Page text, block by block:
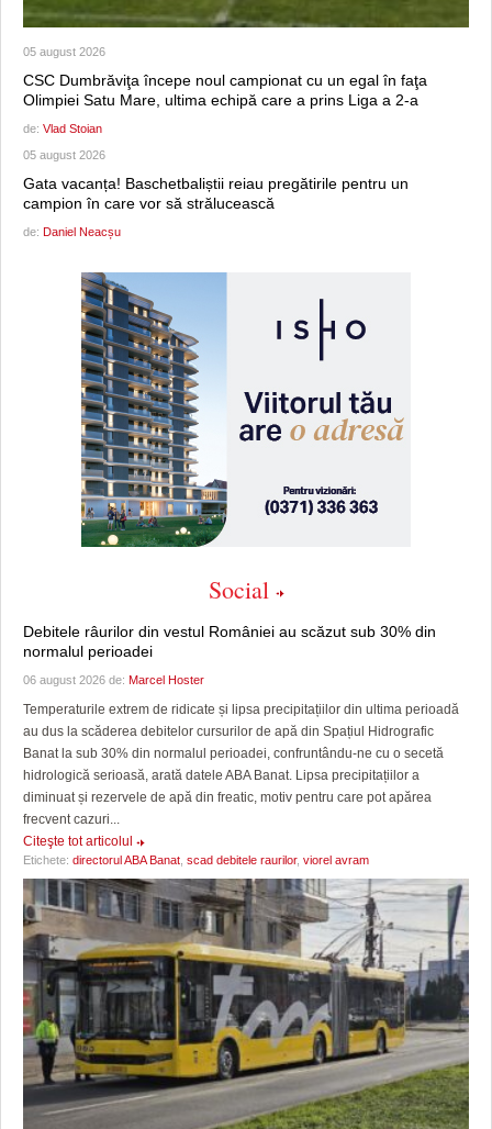
05 august 2026
CSC Dumbrăviţa începe noul campionat cu un egal în faţa
Olimpiei Satu Mare, ultima echipă care a prins Liga a 2-a
de: Vlad Stoian
05 august 2026
Gata vacanța! Baschetbaliștii reiau pregătirile pentru un
campion în care vor să strălucească
de: Daniel Neacșu
Social
Debitele râurilor din vestul României au scăzut sub 30% din
normalul perioadei
06 august 2026 de: Marcel Hoster
Temperaturile extrem de ridicate și lipsa precipitațiilor din ultima perioadă
au dus la scăderea debitelor cursurilor de apă din Spațiul Hidrografic
Banat la sub 30% din normalul perioadei, confruntându-ne cu o secetă
hidrologică serioasă, arată datele ABA Banat. Lipsa precipitațiilor a
diminuat și rezervele de apă din freatic, motiv pentru care pot apărea
frecvent cazuri...
Citeşte tot articolul
Etichete: directorul ABA Banat scad debitele raurilor, viorel avram